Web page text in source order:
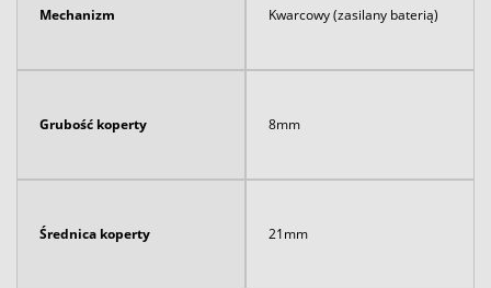
Mechanizm Kwarcowy (zasilany baterią)
Grubość koperty 8mm
Średnica koperty 21mm